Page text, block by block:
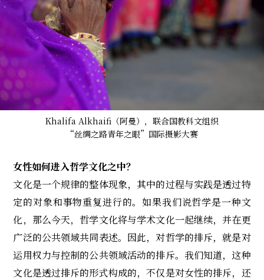
Khalifa Alkhaifi（阿曼），联合国教科文组织
“丝绸之路青年之眼”国际摄影大赛
女性如何进入哲学文化之中？
文化是一个规律的整体现象，其中的过程与实践是透过特
定的对象和事物重复进行的。如果我们说哲学是一种文
化，那么今天，哲学文化将与学术文化一起继续，并在更
广泛的公共领域共同表述。因此，对哲学的排斥，就是对
运用权力与控制的公共领域活动的排斥。我们知道，这种
文化是透过排斥的形式构成的，不仅是对女性的排斥，还